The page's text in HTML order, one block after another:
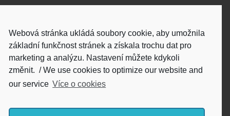
Ze Zlína nebo z Prahy (co je blíž)
Klikněte a zavolejte
Webová stránka ukládá soubory cookie, aby umožnila
základní funkčnost stránek a získala trochu dat pro
marketing a analýzu. Nastavení můžete kdykoli
změnit. / We use cookies to optimize our website and
our service Více o cookies